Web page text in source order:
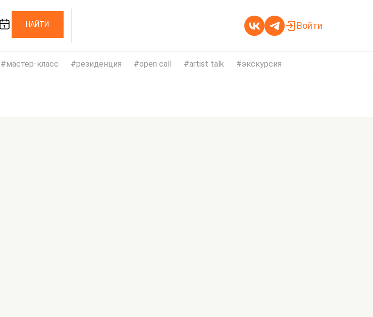
НАЙТИ Войти
мастер-класс резиденция open call artist talk экскурсия